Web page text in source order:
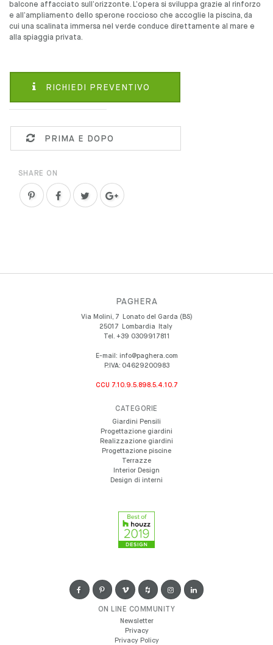
balcone affacciato sull’orizzonte. L’opera si sviluppa grazie al rinforzo
e all’ampliamento dello sperone roccioso che accoglie la piscina, da
cui una scalinata immersa nel verde conduce direttamente al mare e
alla spiaggia privata.
RICHIEDI PREVENTIVO
PRIMA E DOPO
SHARE ON
PAGHERA
Via Molini, 7
Lonato del Garda (BS)
25017
Lombardia
Italy
Tel. +39 0309917811
E-mail: info@paghera.com
P.IVA: 04629200983
CCU 7.10.9.5.898.5.4.10.7
CATEGORIE
Giardini Pensili
Progettazione giardini
Realizzazione giardini
Progettazione piscine
Terrazze
Interior Design
Design di interni
ON LINE COMMUNITY
Newsletter
Privacy
Privacy Policy